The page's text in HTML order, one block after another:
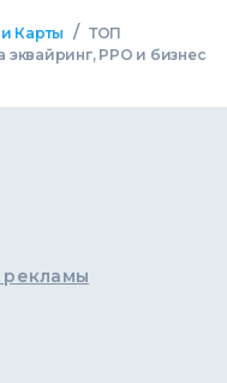
Карты / ТОП
РРО и бизнес